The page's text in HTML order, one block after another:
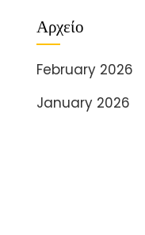
Αρχείο
February 2026
January 2026